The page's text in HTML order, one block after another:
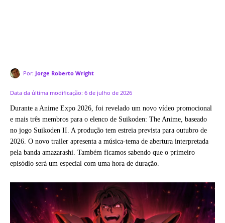
Por: Jorge Roberto Wright
Data da última modificação: 6 de julho de 2026
Durante a Anime Expo 2026, foi revelado um novo vídeo promocional
e mais três membros para o elenco de Suikoden: The Anime, baseado
no jogo Suikoden II. A produção tem estreia prevista para outubro de
2026. O novo trailer apresenta a música-tema de abertura interpretada
pela banda amazarashi. Também ficamos sabendo que o primeiro
episódio será um especial com uma hora de duração.